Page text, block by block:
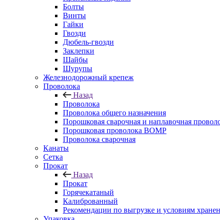
Болты
Винты
Гайки
Гвозди
Дюбель-гвозди
Заклепки
Шайбы
Шурупы
Железнодорожный крепеж
Проволока
Назад
Проволока
Проволока общего назначения
Порошковая сварочная и наплавочная
Порошковая проволока ВОМР
Проволока сварочная
Канаты
Сетка
Прокат
Назад
Прокат
Горячекатаный
Калиброванный
Рекомендации по выгрузке и условиям